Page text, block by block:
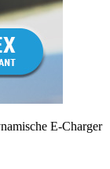
E-Charger